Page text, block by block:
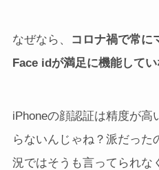
なぜなら、
コロナ禍で常に
Face idが満足に機能して
iPhoneの顔認証は精度が高
らないんじゃね？派だった
況ではそうも言ってられな